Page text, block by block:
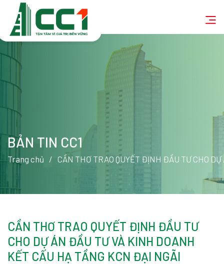
BẢN TIN CC1
Trang chủ CẦN THƠ TRAO QUYẾT ĐỊNH ĐẦU TƯ CHO DỰ ÁN ĐẦU TƯ VÀ KINH DOANH KẾT CẤU HẠ TẦNG KCN
CẦN THƠ TRAO QUYẾT ĐỊNH ĐẦU TƯ
CHO DỰ ÁN ĐẦU TƯ VÀ KINH DOANH
KẾT CẤU HẠ TẦNG KCN ĐẠI NGÃI